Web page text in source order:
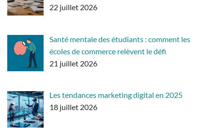
22 juillet 2026
Santé mentale des étudiants : comment les
écoles de commerce relèvent le défi
21 juillet 2026
Les tendances marketing digital en 2025
18 juillet 2026